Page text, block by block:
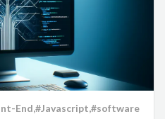
End,#Javascript,#software